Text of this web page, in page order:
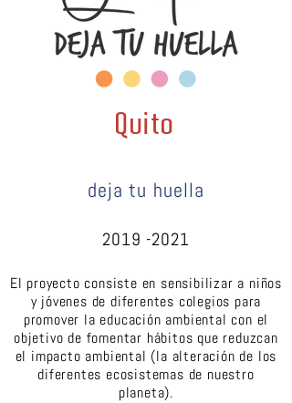
Quito
deja tu huella
2019 -2021
El proyecto consiste en sensibilizar a niños
y jóvenes de diferentes colegios para
promover la educación ambiental con el
objetivo de fomentar hábitos que reduzcan
el impacto ambiental (la alteración de los
diferentes ecosistemas de nuestro
planeta).